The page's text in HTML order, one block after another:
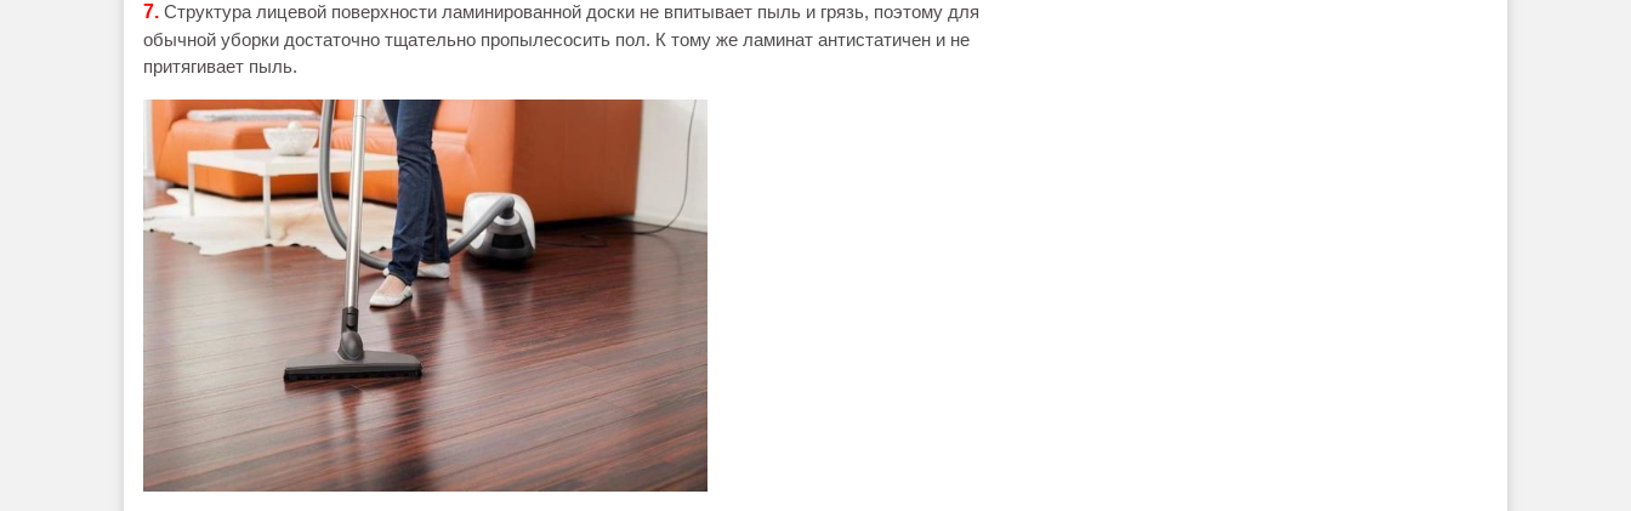
7. Структура лицевой поверхности ламинированной доски не впитывает пыль и грязь, поэтому для
обычной уборки достаточно тщательно пропылесосить пол. К тому же ламинат антистатичен и не
притягивает пыль.